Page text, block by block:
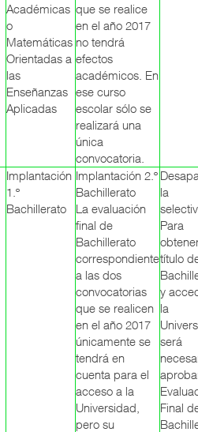
Académicas
o
Matemáticas
Orientadas a
las
Enseñanzas
Aplicadas
que se realice
en el año 2017
no tendrá
efectos
académicos. En
ese curso
escolar sólo se
realizará una
única
convocatoria.
Implantación
1.º
Bachillerato
Implantación 2.º
Bachillerato
La evaluación
final de
Bachillerato
correspondiente
a las dos
convocatorias
que se realicen
en el año 2017
únicamente se
tendrá en
cuenta para el
acceso a la
Universidad,
pero su
la
Para
título
y
la
será
Final